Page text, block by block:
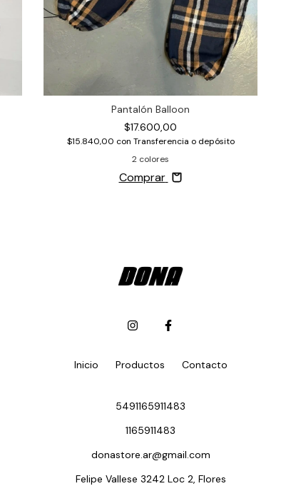
Pantalón Balloon
$17.600,00
$15.840,00 con Transferencia o depósito
2 colores
Comprar
Inicio Productos Contacto
5491165911483
1165911483
donastore.ar@gmail.com
Felipe Vallese 3242 Loc 2, Flores